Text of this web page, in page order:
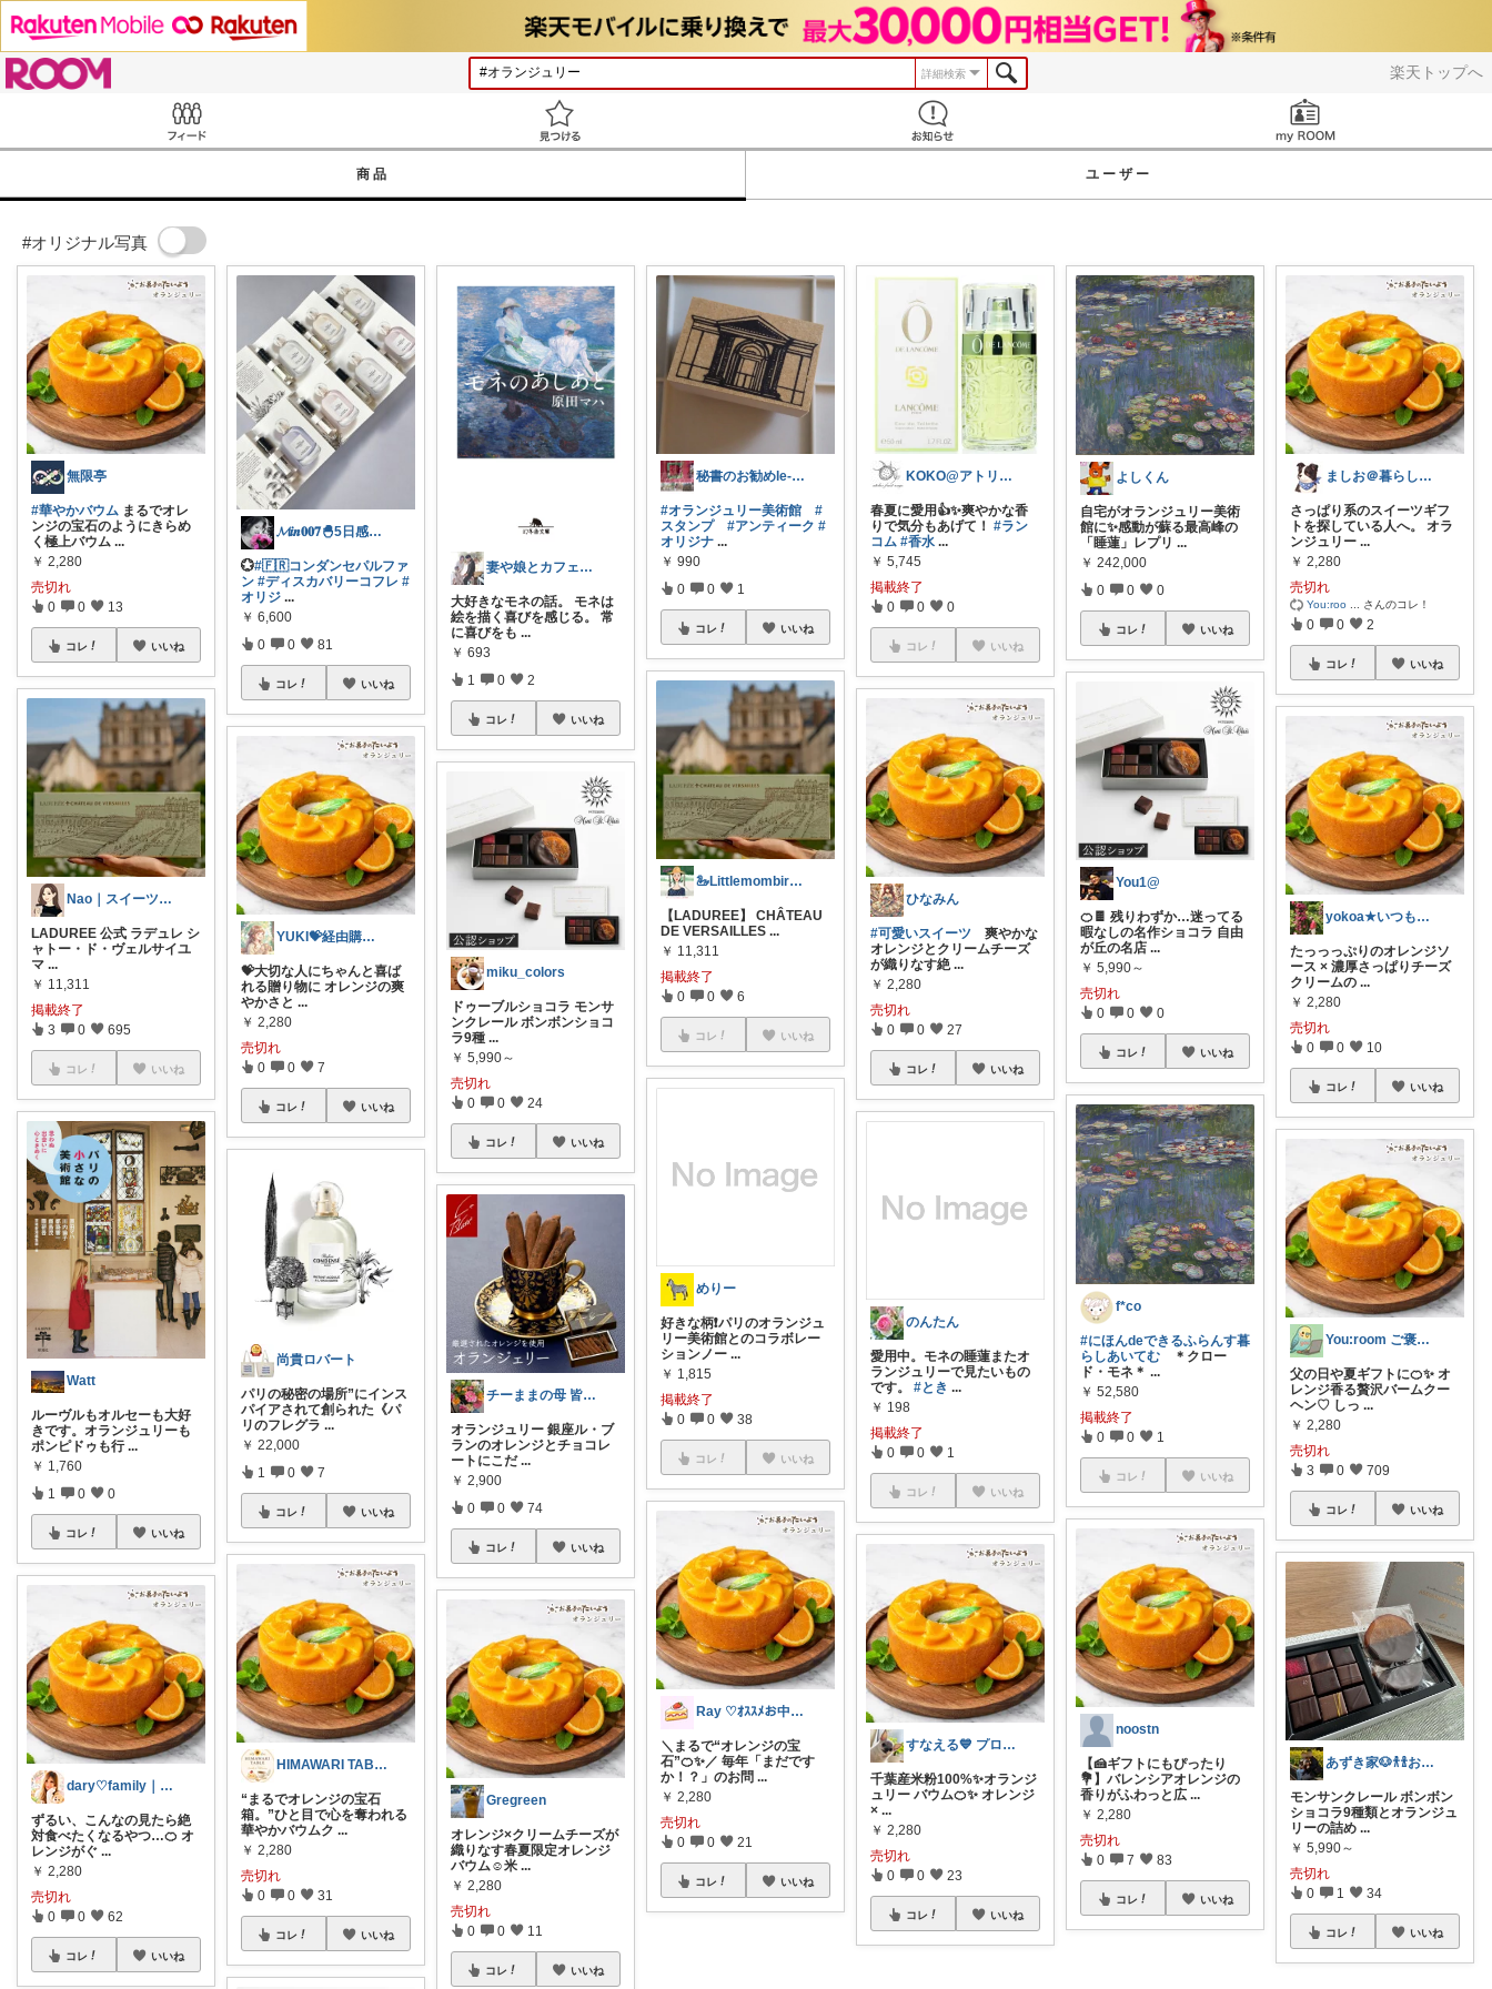
楽天トップへ
詳細検索
商品 ユーザー
#オリジナル写真
無限亭
#華やかバウム まるでオレ
ンジの宝石のようにきらめ
く極上バウム ...
￥ 2,280
売切れ
0 0 13
コレ いいね
Nao｜スイーツROOM🍰
LADUREE 公式 ラデュレ シ
ャトー・ド・ヴェルサイユ
マ ...
￥ 11,311
掲載終了
3 0 695
コレ いいね
Watt
ルーヴルもオルセーも大好
きです。オランジュリーも
ポンピドゥも行 ...
￥ 1,760
1 0 0
コレ いいね
dary♡family｜厳選アイテム✨
ずるい、こんなの見たら絶
対食べたくなるやつ…🍊 オ
レンジがぐ ...
￥ 2,280
売切れ
0 0 62
コレ いいね
𝓜𝒊𝒏𝟎𝟎𝟕🐣5日感謝💝
💮#🇫🇷コンダンセパルファ
ン #ディスカバリーコフレ #
オリジ ...
￥ 6,600
0 0 81
コレ いいね
YUKI💝経由購入ありがとうございます
💝大切な人にちゃんと喜ば
れる贈り物に オレンジの爽
やかさと ...
￥ 2,280
売切れ
0 0 7
コレ いいね
尚貴ロバート
パリの秘密の場所”にインス
パイアされて創られた《パ
リのフレグラ ...
￥ 22,000
1 0 7
コレ いいね
HIMAWARI TABLE🌼
“まるでオレンジの宝石
箱。”ひと目で心を奪われる
華やかバウムク ...
￥ 2,280
売切れ
0 0 31
コレ いいね
妻や娘とカフェ読書｜学びのある暮らし
大好きなモネの話。 モネは
絵を描く喜びを感じる。 常
に喜びをも ...
￥ 693
1 0 2
コレ いいね
miku_colors
ドゥーブルショコラ モンサ
ンクレール ボンボンショコ
ラ9種 ...
￥ 5,990～
売切れ
0 0 24
コレ いいね
チーままの母 皆様感謝です
オランジュリー 銀座ル・ブ
ランのオレンジとチョコレ
ートにこだ ...
￥ 2,900
0 0 74
コレ いいね
Gregreen
オレンジ×クリームチーズが
織りなす春夏限定オレンジ
バウム☺️米 ...
￥ 2,280
売切れ
0 0 11
コレ いいね
秘書のお勧めle-pishop
#オランジュリー美術館
#
スタンプ
#アンティーク #
オリジナ ...
￥ 990
0 0 1
コレ いいね
🦢Littlemombird 🦢
【LADUREE】 CHÂTEAU
DE VERSAILLES ...
￥ 11,311
掲載終了
0 0 6
コレ いいね
めりー
好きな柄❗️パリのオランジュ
リー美術館とのコラボレー
ションノー ...
￥ 1,815
掲載終了
0 0 38
コレ いいね
Ray ♡ｵｽｽﾒお中元ｷﾞﾌﾄ♡
＼まるで“オレンジの宝
石”🍊✨／ 毎年「まだです
か！？」のお問 ...
￥ 2,280
売切れ
0 0 21
コレ いいね
KOKO@アトリエ・フリュイ・ルージュ
春夏に愛用👍✨爽やかな香
りで気分もあげて！#ラン
コム #香水 ...
￥ 5,745
掲載終了
0 0 0
コレ いいね
ひなみん
#可愛いスイーツ 爽やかな
オレンジとクリームチーズ
が織りなす絶 ...
￥ 2,280
売切れ
0 0 27
コレ いいね
のんたん
愛用中。モネの睡蓮またオ
ランジュリーで見たいもの
です。#とき ...
￥ 198
掲載終了
0 0 1
コレ いいね
すなえる💙 プロフご一読ください💙
千葉産米粉100%✨️オランジ
ュリー バウム🍊✨️ オレンジ
× ...
￥ 2,280
売切れ
0 0 23
コレ いいね
よしくん
自宅がオランジュリー美術
館に✨感動が蘇る最高峰の
「睡蓮」レプリ ...
￥ 242,000
0 0 0
コレ いいね
You1@
🍊🍫 残りわずか…迷ってる
暇なしの名作ショコラ 自由
が丘の名店 ...
￥ 5,990～
売切れ
0 0 0
コレ いいね
f*co
#にほんdeできるふらんす暮
らしあいてむ ＊クロー
ド・モネ＊...
￥ 52,580
掲載終了
0 0 1
コレ いいね
noostn
【🍰ギフトにもぴったり
💐】バレンシアオレンジの
香りがふわっと広 ...
￥ 2,280
売切れ
0 7 83
コレ いいね
ましお＠暮らしに彩りおしゃれ&便利グッズ
さっぱり系のスイーツギフ
トを探している人へ。 オラ
ンジュリー ...
￥ 2,280
売切れ
You:roo さんのコレ！
0 0 2
コレ いいね
yokoa★いつも有難うございます♪
たっっっぷりのオレンジソ
ース × 濃厚さっぱりチーズ
クリームの ...
￥ 2,280
売切れ
0 0 10
コレ いいね
You:room ご褒美スイーツ🧁
父の日や夏ギフトに🍊✨ オ
レンジ香る贅沢バームクー
ヘン♡ しっ ...
￥ 2,280
売切れ
3 0 709
コレ いいね
あずき家🐶𐀪𐁑お礼ﾌﾟﾛﾌ♡
モンサンクレール ボンボン
ショコラ9種類とオランジュ
リーの詰め ...
￥ 5,990～
売切れ
0 1 34
コレ いいね